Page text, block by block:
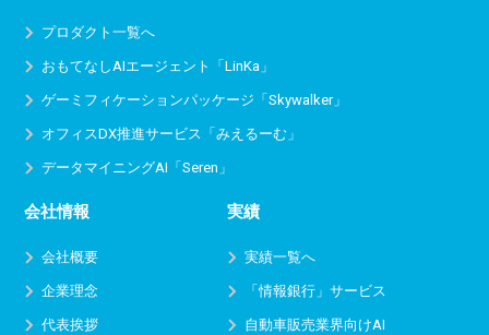
プロダクト一覧へ
おもてなしAIエージェント「LinKa」
ゲーミフィケーションパッケージ「Skywalker」
オフィスDX推進サービス 「みえるーむ」
データマイニングAI「Seren」
会社情報
会社概要
企業理念
代表挨拶
実績
実績一覧へ
「情報銀行」サービス
自動車販売業界向けAI